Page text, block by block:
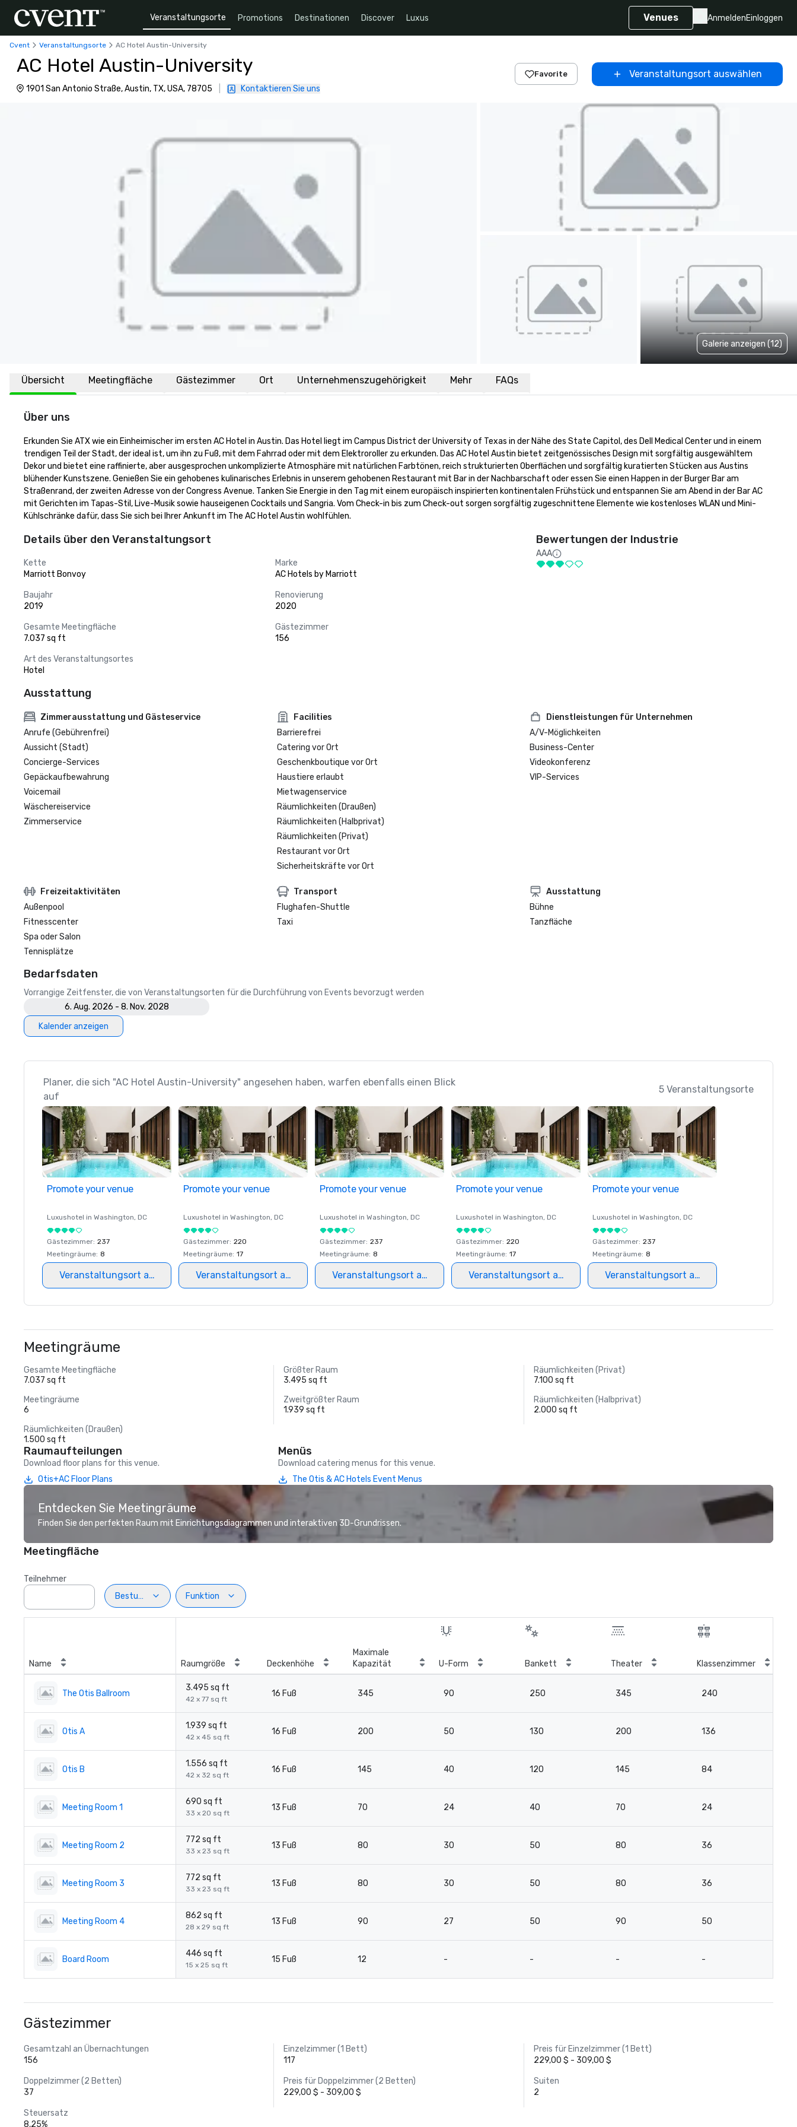
Veranstaltungsorte Promotions Destinationen Discover Luxus Venues AnmeldenEinloggen
Cvent Veranstaltungsorte AC Hotel Austin-University
AC Hotel Austin-University
1901 San Antonio Straße, Austin, TX, USA, 78705 Kontaktieren Sie uns
Favorite Veranstaltungsort auswählen
Galerie anzeigen (12)
Übersicht Meetingfläche Gästezimmer Ort Unternehmenszugehörigkeit Mehr FAQs
Über uns
Erkunden Sie ATX wie ein Einheimischer im ersten AC Hotel in Austin. Das Hotel liegt im Campus District der University of Texas in der Nähe des State Capitol, des Dell Medical Center und in einem
trendigen Teil der Stadt, der ideal ist, um ihn zu Fuß, mit dem Fahrrad oder mit dem Elektroroller zu erkunden. Das AC Hotel Austin bietet zeitgenössisches Design mit sorgfältig ausgewähltem
Dekor und bietet eine raffinierte, aber ausgesprochen unkomplizierte Atmosphäre mit natürlichen Farbtönen, reich strukturierten Oberflächen und sorgfältig kuratierten Stücken aus Austins
blühender Kunstszene. Genießen Sie ein gehobenes kulinarisches Erlebnis in unserem gehobenen Restaurant mit Bar in der Nachbarschaft oder essen Sie einen Happen in der Burger Bar am
Straßenrand, der zweiten Adresse von der Congress Avenue. Tanken Sie Energie in den Tag mit einem europäisch inspirierten kontinentalen Frühstück und entspannen Sie am Abend in der Bar AC
mit Gerichten im Tapas-Stil, Live-Musik sowie hauseigenen Cocktails und Sangria. Vom Check-in bis zum Check-out sorgen sorgfältig zugeschnittene Elemente wie kostenloses WLAN und Mini-
Kühlschränke dafür, dass Sie sich bei Ihrer Ankunft im The AC Hotel Austin wohlfühlen.
Details über den Veranstaltungsort
Kette
Marriott Bonvoy
Marke
AC Hotels by Marriott
Baujahr
2019
Renovierung
2020
Gesamte Meetingfläche
7.037 sq ft
Gästezimmer
156
Art des Veranstaltungsortes
Hotel
Bewertungen der Industrie
AAA
Ausstattung
Zimmerausstattung und Gästeservice
Anrufe (Gebührenfrei)
Aussicht (Stadt)
Concierge-Services
Gepäckaufbewahrung
Voicemail
Wäschereiservice
Zimmerservice
Facilities
Barrierefrei
Catering vor Ort
Geschenkboutique vor Ort
Haustiere erlaubt
Mietwagenservice
Räumlichkeiten (Draußen)
Räumlichkeiten (Halbprivat)
Räumlichkeiten (Privat)
Restaurant vor Ort
Sicherheitskräfte vor Ort
Dienstleistungen für Unternehmen
A/V-Möglichkeiten
Business-Center
Videokonferenz
VIP-Services
Freizeitaktivitäten
Außenpool
Fitnesscenter
Spa oder Salon
Tennisplätze
Transport
Flughafen-Shuttle
Taxi
Ausstattung
Bühne
Tanzfläche
Bedarfsdaten
Vorrangige Zeitfenster, die von Veranstaltungsorten für die Durchführung von Events bevorzugt werden
6. Aug. 2026 - 8. Nov. 2028
Kalender anzeigen
Planer, die sich "AC Hotel Austin-University" angesehen haben, warfen ebenfalls einen Blick
auf
5 Veranstaltungsorte
Promote your venue
Luxushotel in Washington, DC
Gästezimmer: 237
Meetingräume: 8
Veranstaltungsort auswählen
Promote your venue
Luxushotel in Washington, DC
Gästezimmer: 220
Meetingräume: 17
Veranstaltungsort auswählen
Promote your venue
Luxushotel in Washington, DC
Gästezimmer: 237
Meetingräume: 8
Veranstaltungsort auswählen
Promote your venue
Luxushotel in Washington, DC
Gästezimmer: 220
Meetingräume: 17
Veranstaltungsort auswählen
Promote your venue
Luxushotel in Washington, DC
Gästezimmer: 237
Meetingräume: 8
Veranstaltungsort auswählen
Meetingräume
Gesamte Meetingfläche
7.037 sq ft
Größter Raum
3.495 sq ft
Räumlichkeiten (Privat)
7.100 sq ft
Meetingräume
6
Zweitgrößter Raum
1.939 sq ft
Räumlichkeiten (Halbprivat)
2.000 sq ft
Räumlichkeiten (Draußen)
1.500 sq ft
Raumaufteilungen
Download floor plans for this venue.
Otis+AC Floor Plans
Menüs
Download catering menus for this venue.
The Otis & AC Hotels Event Menus
Entdecken Sie Meetingräume
Finden Sie den perfekten Raum mit Einrichtungsdiagrammen und interaktiven 3D-Grundrissen.
Meetingfläche
Teilnehmer
Bestuhlung
Funktion
Name Raumgröße Deckenhöhe
Maximale
Kapazität
U-Form Bankett Theater Klassenzimmer
The Otis Ballroom
3.495 sq ft
42 x 77 sq ft
16 Fuß 345 90 250 345 240
Otis A
1.939 sq ft
42 x 45 sq ft
16 Fuß 200 50 130 200 136
Otis B
1.556 sq ft
42 x 32 sq ft
16 Fuß 145 40 120 145 84
Meeting Room 1
690 sq ft
33 x 20 sq ft
13 Fuß 70 24 40 70 24
Meeting Room 2
772 sq ft
33 x 23 sq ft
13 Fuß 80 30 50 80 36
Meeting Room 3
772 sq ft
33 x 23 sq ft
13 Fuß 80 30 50 80 36
Meeting Room 4
862 sq ft
28 x 29 sq ft
13 Fuß 90 27 50 90 50
Board Room
446 sq ft
15 x 25 sq ft
15 Fuß 12 - - - -
Gästezimmer
Gesamtzahl an Übernachtungen
156
Einzelzimmer (1 Bett)
117
Preis für Einzelzimmer (1 Bett)
229,00 $ - 309,00 $
Doppelzimmer (2 Betten)
37
Preis für Doppelzimmer (2 Betten)
229,00 $ - 309,00 $
Suiten
2
Steuersatz
8,25%